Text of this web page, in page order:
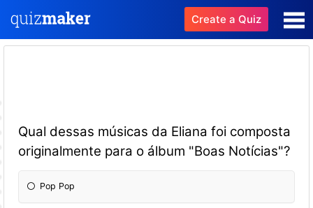
Create a Quiz
Qual dessas músicas da Eliana foi composta
originalmente para o álbum "Boas Notícias"?
Pop Pop